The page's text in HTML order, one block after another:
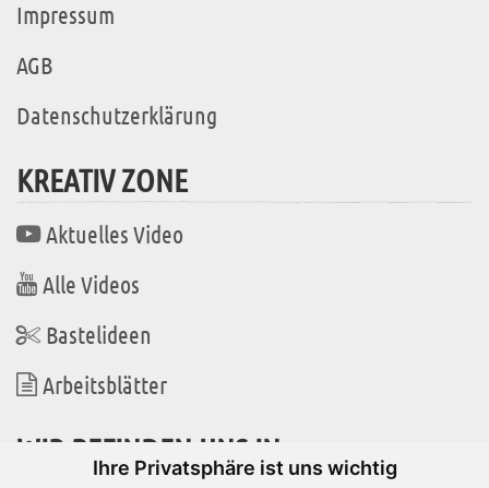
Ihre Privatsphäre ist uns wichtig
Impressum
AGB
Datenschutzerklärung
KREATIV ZONE
Aktuelles Video
Alle Videos
Bastelideen
Arbeitsblätter
WIR BEFINDEN UNS IN